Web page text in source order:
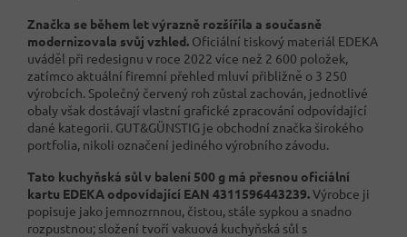
Značka se během let výrazně rozšířila a současně
modernizovala svůj vzhled. Oficiální tiskový materiál EDEKA
uváděl při redesignu v roce 2022 více než 2 600 položek,
zatímco aktuální firemní přehled mluví přibližně o 3 250
výrobcích. Společný červený roh zůstal zachován, jednotlivé
obaly však dostávají vlastní grafické zpracování odpovídající
dané kategorii. GUT&GÜNSTIG je obchodní značka širokého
portfolia, nikoli označení jediného výrobního závodu.
Tato kuchyňská sůl v balení 500 g má přesnou oficiální
kartu EDEKA odpovídající EAN 4311596443239.Výrobce ji
popisuje jako jemnozrnnou, čistou, stále sypkou a snadno
rozpustnou; složení tvoří vakuová kuchyňská sůl s